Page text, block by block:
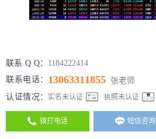
联系 Q Q： 1184222414
联系电话： 13063311855 张老师
认证情况：
实名未认证 执照未认证
拨打电话 短信咨询